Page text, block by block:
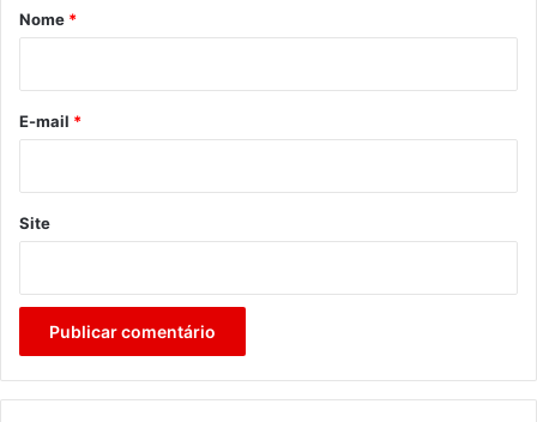
r
*
Nome *
E-mail *
Site